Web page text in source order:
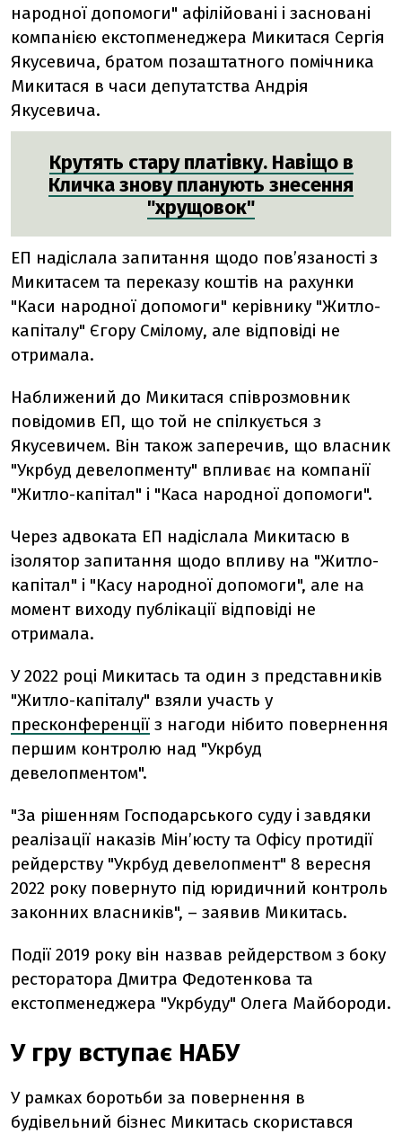
народної допомоги" афілійовані і засновані
компанією екстопменеджера Микитася Сергія
Якусевича, братом позаштатного помічника
Микитася в часи депутатства Андрія
Якусевича.
Крутять стару платівку. Навіщо в
Кличка знову планують знесення
"хрущовок"
ЕП надіслала запитання щодо пов’язаності з
Микитасем та переказу коштів на рахунки
"Каси народної допомоги" керівнику "Житло-
капіталу" Єгору Смілому, але відповіді не
отримала.
Наближений до Микитася співрозмовник
повідомив ЕП, що той не спілкується з
Якусевичем. Він також заперечив, що власник
"Укрбуд девелопменту" впливає на компанії
"Житло-капітал" і "Каса народної допомоги".
Через адвоката ЕП надіслала Микитасю в
ізолятор запитання щодо впливу на "Житло-
капітал" і "Касу народної допомоги", але на
момент виходу публікації відповіді не
отримала.
У 2022 році Микитась та один з представників
"Житло-капіталу" взяли участь у
пресконференції з нагоди нібито повернення
першим контролю над "Укрбуд
девелопментом".
"За рішенням Господарського суду і завдяки
реалізації наказів Мінʼюсту та Офісу протидії
рейдерству "Укрбуд девелопмент" 8 вересня
2022 року повернуто під юридичний контроль
законних власників", – заявив Микитась.
Події 2019 року він назвав рейдерством з боку
ресторатора Дмитра Федотенкова та
екстопменеджера "Укрбуду" Олега Майбороди.
У гру вступає НАБУ
У рамках боротьби за повернення в
будівельний бізнес Микитась скористався